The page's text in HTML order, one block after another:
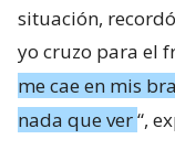
situación,
yo cruzo para el
me cae en mis
nada que ver“,